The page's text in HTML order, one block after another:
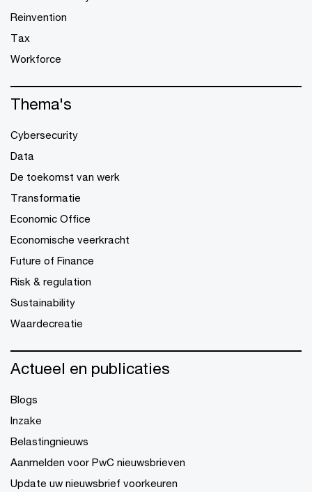
Reinvention
Tax
Workforce
Thema's
Cybersecurity
Data
De toekomst van werk
Transformatie
Economic Office
Economische veerkracht
Future of Finance
Risk & regulation
Sustainability
Waardecreatie
Actueel en publicaties
Blogs
Inzake
Belastingnieuws
Aanmelden voor PwC nieuwsbrieven
Update uw nieuwsbrief voorkeuren